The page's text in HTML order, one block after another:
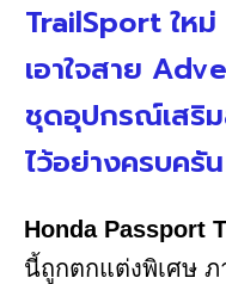
TrailSport ให
เอาใจสาย
ชุดอุปกรณ์เสริ
ไว้อย่างครบครัน
Honda Passport
นี้ถูกตกแต่งพิเศษ